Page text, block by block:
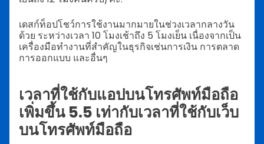
เดสก์ท็อปโชว์การใช้งานมากมายในช่วงเวลากลางวัน
ด้วย ระหว่างเวลา 10 โมงเช้าถึง 5 โมงเย็น เนื่องจากเป็น
เครื่องมือทำงานที่สำคัญในธุรกิจเช่นการเงิน การตลาด
การออกแบบ และอื่นๆ
เวลาที่ใช้กับแอปบนโทรศัพท์มือถือ
เพิ่มขึ้น 5.5 เท่ากับเวลาที่ใช้กับเว็บ
บนโทรศัพท์มือถือ